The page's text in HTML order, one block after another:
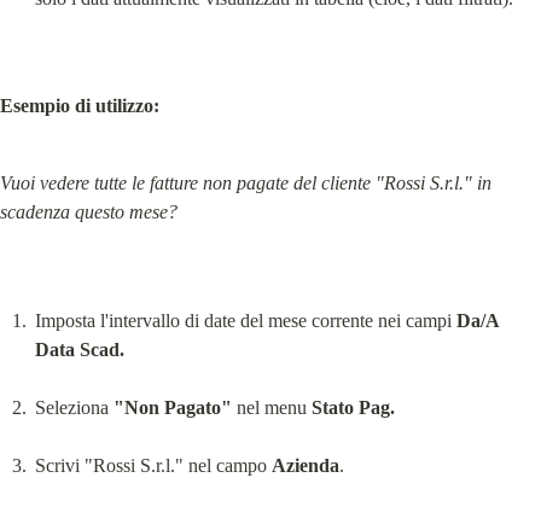
Esempio di utilizzo:
Vuoi vedere tutte le fatture non pagate del cliente "Rossi S.r.l." in
scadenza questo mese?
Imposta l'intervallo di date del mese corrente nei campi Da/A
Data Scad.
Seleziona "Non Pagato" nel menu Stato Pag.
Scrivi "Rossi S.r.l." nel campo Azienda.